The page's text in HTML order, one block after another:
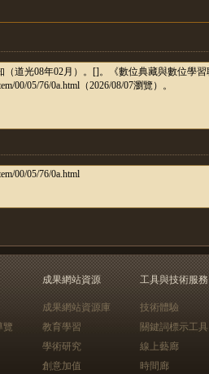
覽
成果網站資源
成果網站資源庫
教育學習
學術研究
創意加值
工具與技術服務
技術體驗
關鍵詞標示工具
線上藝廊
時間廊